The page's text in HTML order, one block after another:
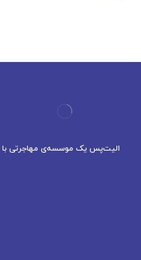
الیت‌پس یک موسسه‌ی مهاجرتی با 7 سال سابقه است.